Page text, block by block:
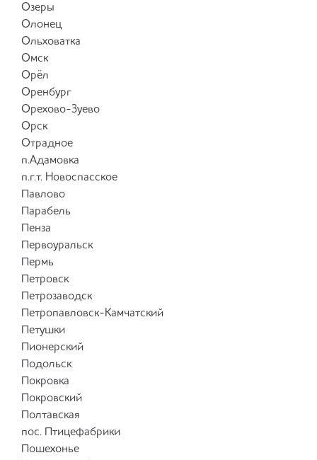
Озеры
Олонец
Ольховатка
Омск
Орёл
Оренбург
Орехово-Зуево
Орск
Отрадное
п.Адамовка
п.г.т. Новоспасское
Павлово
Парабель
Пенза
Первоуральск
Пермь
Петровск
Петрозаводск
Петропавловск-Камчатский
Петушки
Пионерский
Подольск
Покровка
Покровский
Полтавская
пос. Птицефабрики
Пошехонье